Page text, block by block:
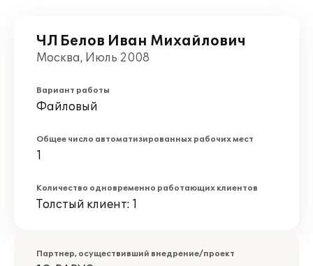
ЧЛ Белов Иван Михайлович
Москва, Июль 2008
Вариант работы
Файловый
Общее число автоматизированных рабочих мест
1
Количество одновременно работающих клиентов
Толстый клиент: 1
Партнер, осуществивший внедрение/проект